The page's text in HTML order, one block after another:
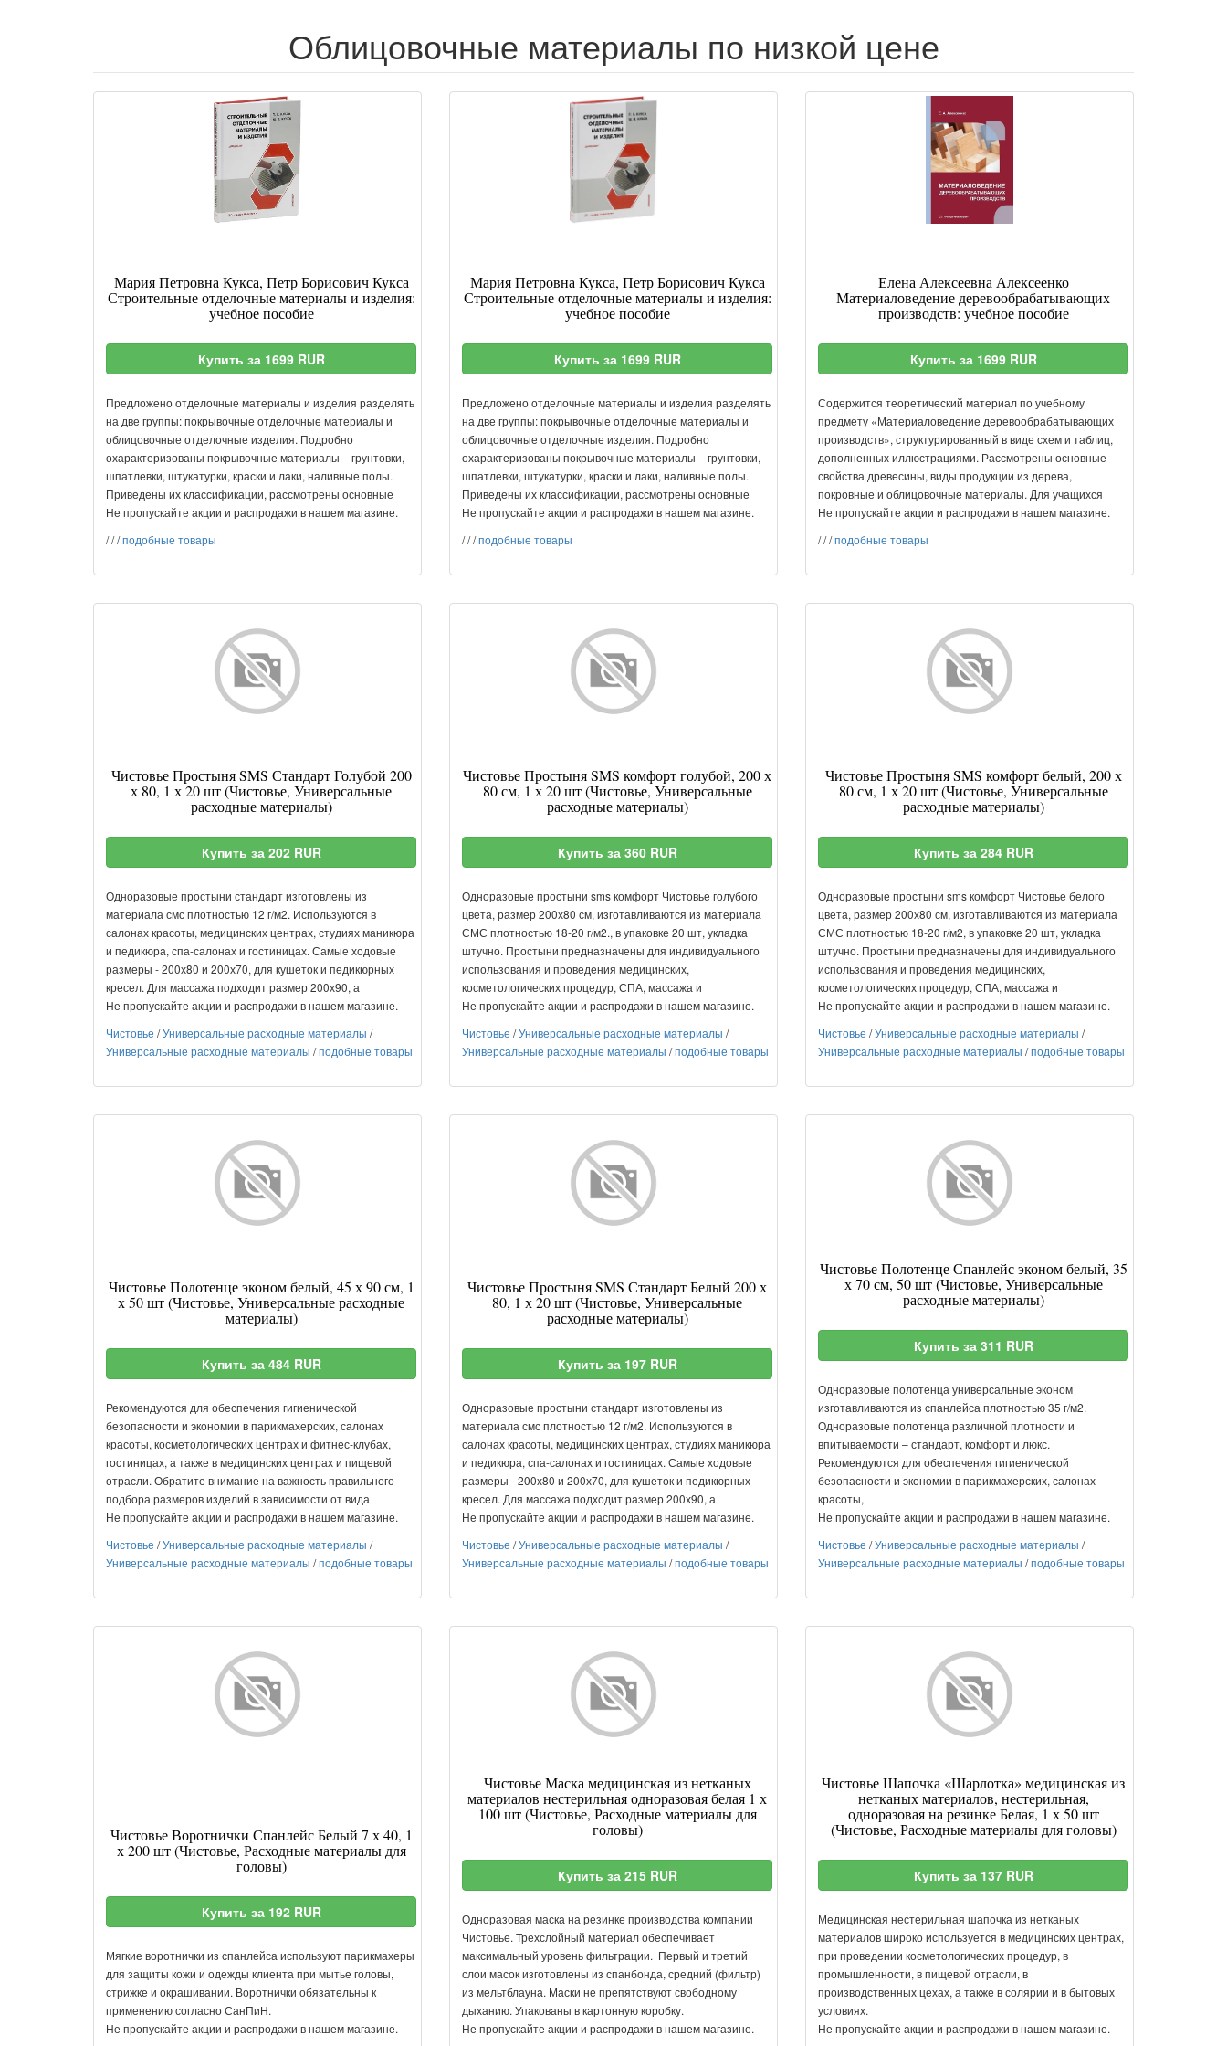
Облицовочные материалы по низкой цене
Мария Петровна Кукса, Петр Борисович Кукса
Строительные отделочные материалы и изделия:
учебное пособие
Купить за 1699 RUR
Предложено отделочные материалы и изделия разделять
на две группы: покрывочные отделочные материалы и
облицовочные отделочные изделия. Подробно
охарактеризованы покрывочные материалы – грунтовки,
шпатлевки, штукатурки, краски и лаки, наливные полы.
Приведены их классификации, рассмотрены основные
Не пропускайте акции и распродажи в нашем магазине.
///подобные товары
Мария Петровна Кукса, Петр Борисович Кукса
Строительные отделочные материалы и изделия:
учебное пособие
Купить за 1699 RUR
Предложено отделочные материалы и изделия разделять
на две группы: покрывочные отделочные материалы и
облицовочные отделочные изделия. Подробно
охарактеризованы покрывочные материалы – грунтовки,
шпатлевки, штукатурки, краски и лаки, наливные полы.
Приведены их классификации, рассмотрены основные
Не пропускайте акции и распродажи в нашем магазине.
///подобные товары
Елена Алексеевна Алексеенко
Материаловедение деревообрабатывающих
производств: учебное пособие
Купить за 1699 RUR
Содержится теоретический материал по учебному
предмету «Материаловедение деревообрабатывающих
производств», структурированный в виде схем и таблиц,
дополненных иллюстрациями. Рассмотрены основные
свойства древесины, виды продукции из дерева,
покровные и облицовочные материалы. Для учащихся
Не пропускайте акции и распродажи в нашем магазине.
///подобные товары
Чистовье Простыня SMS Стандарт Голубой 200
х 80, 1 х 20 шт (Чистовье, Универсальные
расходные материалы)
Купить за 202 RUR
Одноразовые простыни стандарт изготовлены из
материала смс плотностью 12 г/м2. Используются в
салонах красоты, медицинских центрах, студиях маникюра
и педикюра, спа-салонах и гостиницах. Самые ходовые
размеры - 200х80 и 200х70, для кушеток и педикюрных
кресел. Для массажа подходит размер 200х90, а
Не пропускайте акции и распродажи в нашем магазине.
Чистовье /Универсальные расходные материалы /
Универсальные расходные материалы /подобные товары
Чистовье Простыня SMS комфорт голубой, 200 х
80 см, 1 х 20 шт (Чистовье, Универсальные
расходные материалы)
Купить за 360 RUR
Одноразовые простыни sms комфорт Чистовье голубого
цвета, размер 200х80 см, изготавливаются из материала
СМС плотностью 18-20 г/м2., в упаковке 20 шт, укладка
штучно. Простыни предназначены для индивидуального
использования и проведения медицинских,
косметологических процедур, СПА, массажа и
Не пропускайте акции и распродажи в нашем магазине.
Чистовье /Универсальные расходные материалы /
Универсальные расходные материалы /подобные товары
Чистовье Простыня SMS комфорт белый, 200 х
80 см, 1 х 20 шт (Чистовье, Универсальные
расходные материалы)
Купить за 284 RUR
Одноразовые простыни sms комфорт Чистовье белого
цвета, размер 200х80 см, изготавливаются из материала
СМС плотностью 18-20 г/м2, в упаковке 20 шт, укладка
штучно. Простыни предназначены для индивидуального
использования и проведения медицинских,
косметологических процедур, СПА, массажа и
Не пропускайте акции и распродажи в нашем магазине.
Чистовье /Универсальные расходные материалы /
Универсальные расходные материалы /подобные товары
Чистовье Полотенце эконом белый, 45 х 90 см, 1
х 50 шт (Чистовье, Универсальные расходные
материалы)
Купить за 484 RUR
Рекомендуются для обеспечения гигиенической
безопасности и экономии в парикмахерских, салонах
красоты, косметологических центрах и фитнес-клубах,
гостиницах, а также в медицинских центрах и пищевой
отрасли. Обратите внимание на важность правильного
подбора размеров изделий в зависимости от вида
Не пропускайте акции и распродажи в нашем магазине.
Чистовье /Универсальные расходные материалы /
Универсальные расходные материалы /подобные товары
Чистовье Простыня SMS Стандарт Белый 200 х
80, 1 х 20 шт (Чистовье, Универсальные
расходные материалы)
Купить за 197 RUR
Одноразовые простыни стандарт изготовлены из
материала смс плотностью 12 г/м2. Используются в
салонах красоты, медицинских центрах, студиях маникюра
и педикюра, спа-салонах и гостиницах. Самые ходовые
размеры - 200х80 и 200х70, для кушеток и педикюрных
кресел. Для массажа подходит размер 200х90, а
Не пропускайте акции и распродажи в нашем магазине.
Чистовье /Универсальные расходные материалы /
Универсальные расходные материалы /подобные товары
Чистовье Полотенце Спанлейс эконом белый, 35
х 70 см, 50 шт (Чистовье, Универсальные
расходные материалы)
Купить за 311 RUR
Одноразовые полотенца универсальные эконом
изготавливаются из спанлейса плотностью 35 г/м2.
Одноразовые полотенца различной плотности и
впитываемости – стандарт, комфорт и люкс.
Рекомендуются для обеспечения гигиенической
безопасности и экономии в парикмахерских, салонах
красоты,
Не пропускайте акции и распродажи в нашем магазине.
Чистовье /Универсальные расходные материалы /
Универсальные расходные материалы /подобные товары
Чистовье Воротнички Спанлейс Белый 7 х 40, 1
х 200 шт (Чистовье, Расходные материалы для
головы)
Купить за 192 RUR
Мягкие воротнички из спанлейса используют парикмахеры
для защиты кожи и одежды клиента при мытье головы,
стрижке и окрашивании. Воротнички обязательны к
применению согласно СанПиН.
Не пропускайте акции и распродажи в нашем магазине.
Чистовье Маска медицинская из нетканых
материалов нестерильная одноразовая белая 1 х
100 шт (Чистовье, Расходные материалы для
головы)
Купить за 215 RUR
Одноразовая маска на резинке производства компании
Чистовье. Трехслойный материал обеспечивает
максимальный уровень фильтрации. Первый и третий
слои масок изготовлены из спанбонда, средний (фильтр)
из мельтблауна. Маски не препятствуют свободному
дыханию. Упакованы в картонную коробку.
Не пропускайте акции и распродажи в нашем магазине.
Чистовье Шапочка «Шарлотка» медицинская из
нетканых материалов, нестерильная,
одноразовая на резинке Белая, 1 х 50 шт
(Чистовье, Расходные материалы для головы)
Купить за 137 RUR
Медицинская нестерильная шапочка из нетканых
материалов широко используется в медицинских центрах,
при проведении косметологических процедур, в
промышленности, в пищевой отрасли, в
производственных цехах, а также в солярии и в бытовых
условиях.
Не пропускайте акции и распродажи в нашем магазине.